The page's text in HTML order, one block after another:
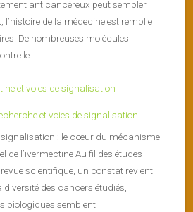
anticancéreux peut sembler
de la médecine est remplie
De nombreuses molécules
le...
et voies de signalisation
signalisation : le cœur du mécanisme
de l’ivermectine Au fil des études
scientifique, un constat revient
des cancers étudiés,
biologiques semblent